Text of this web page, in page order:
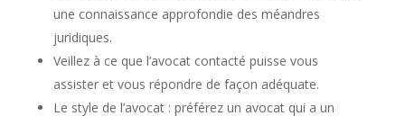
une connaissance approfondie des méandres
juridiques.
Veillez à ce que l’avocat contacté puisse vous
assister et vous répondre de façon adéquate.
Le style de l’avocat : préférez un avocat qui a un